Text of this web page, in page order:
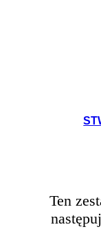
Ten